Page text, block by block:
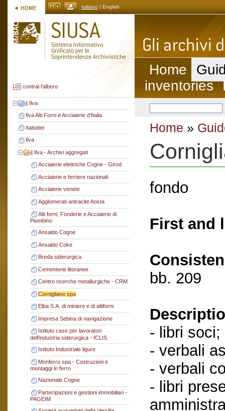
italiano | English
contrai l'albero
| Ilva
Ilva Alti Forni e Acciaierie d’Italia
Italsider
Ilva
| Ilva - Archivi aggregati
Acciaierie elettriche Cogne - Girod
Acciaierie e ferriere nazionali
Acciaierie venete
Agglomerati antracite Aosta
Alti forni, Fonderie e Acciaierie di
Piombino
Ansaldo Cogne
Ansaldo Coke
Breda siderurgica
Cementerie litoranee
Centro ricerche metallurgiche - CRM
Cornigliano spa
Elba S.A. di miniere e di altiforni
Impresa Sebina di navigazione
Istituto case per lavoratori
dell'industria siderurgica - ICLIS
Istituto Industriale ligure
Monferro spa - Costruzioni e
montaggi in ferro
Nazionale Cogne
Partecipazioni e gestioni immobiliari -
PAGEIM
Home
inventories
Home »
fondo
First and
bb. 209
- libri soci;
- verbali
- verbali
- libri